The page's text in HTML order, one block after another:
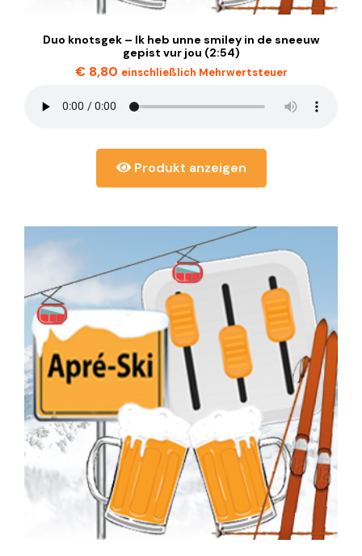
Duo knotsgek – Ik heb unne smiley in de sneeuw
gepist vur jou (2:54)
€8,80 einschließlich Mehrwertsteuer
Produkt anzeigen